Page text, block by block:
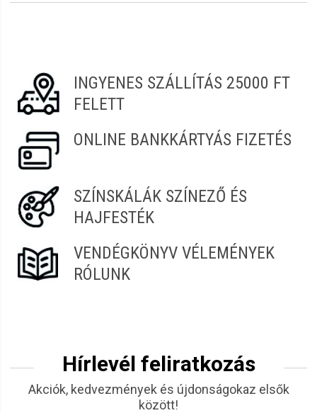
Melinda 2021.10.22. 11:15
Dzsenifer 2021.07.25. 05:10
INGYENES SZÁLLÍTÁS 25000 FT
FELETT
ONLINE BANKKÁRTYÁS FIZETÉS
SZÍNSKÁLÁK SZÍNEZŐ ÉS
HAJFESTÉK
VENDÉGKÖNYV VÉLEMÉNYEK
RÓLUNK
Hírlevél feliratkozás
Akciók, kedvezmények és újdonságokaz elsők
között!